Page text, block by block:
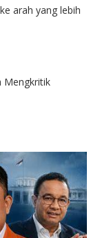
arah yang lebih
Mengkritik